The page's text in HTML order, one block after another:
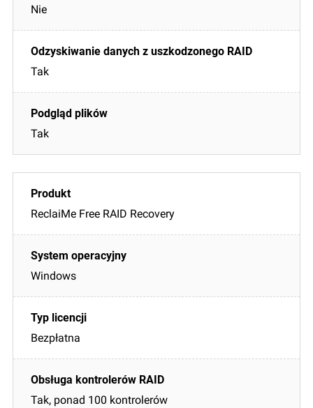
Nie
Tak
Tak
ReclaiMe Free RAID Recovery
Windows
Bezpłatna
Tak, ponad 100 kontrolerów